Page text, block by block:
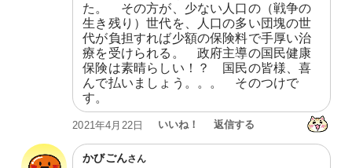
た。　その方が、少ない人口の（戦争の
生き残り）世代を、人口の多い団塊の世
代が負担すれば少額の保険料で手厚い治
療を受けられる。　政府主導の国民健康
保険は素晴らしい！？　国民の皆様、喜
んで払いましょう。。。　そのつけで
す。
2021年4月22日 いいね！ 返信する
かびごんさん